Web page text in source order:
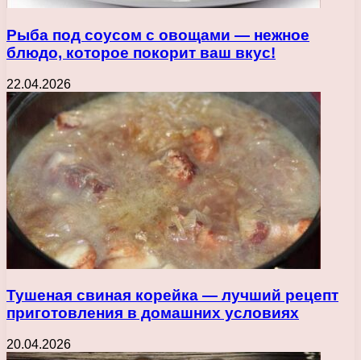
Рыба под соусом с овощами — нежное
блюдо, которое покорит ваш вкус!
22.04.2026
Тушеная свиная корейка — лучший рецепт
приготовления в домашних условиях
20.04.2026